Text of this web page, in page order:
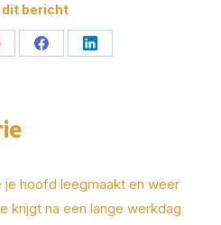
dit bericht
Deel
Deel
je hoofd leegmaakt en weer
krijgt na een lange werkdag